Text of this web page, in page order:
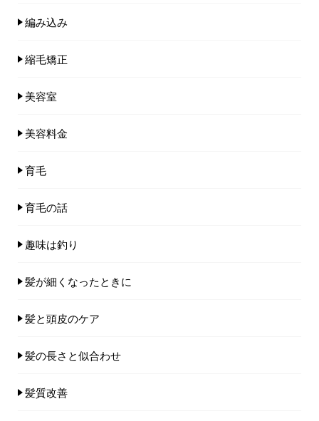
編み込み
縮毛矯正
美容室
美容料金
育毛
育毛の話
趣味は釣り
髪が細くなったときに
髪と頭皮のケア
髪の長さと似合わせ
髪質改善